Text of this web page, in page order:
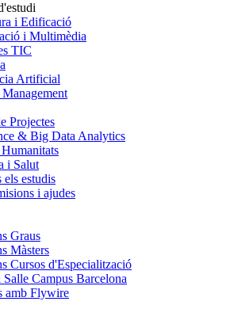
i Edificació
i Multimèdia
TIC
Artificial
Projectes
& Big Data Analytics
i Salut
els estudis
i ajudes
Graus
Màsters
Cursos d'Especialització
Campus Barcelona
amb Flywire